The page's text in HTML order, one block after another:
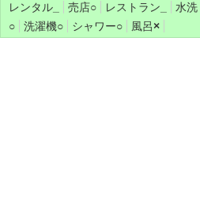
レンタル
売店○ レストラン 水洗
○
洗濯機○ シャワー○ 風呂×